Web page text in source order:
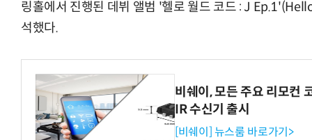
링홀에서 진행된 데뷔 앨범 '헬로 월드 코드 : J
석했다.
비쉐이, 모든 주요 리모컨
IR 수신기 출시
[비쉐이] 뉴스룸 바로가기>